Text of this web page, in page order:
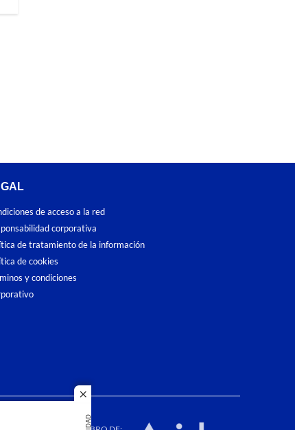
close
de acceso a la red
corporativa
de tratamiento de la información
de cookies
y condiciones
in